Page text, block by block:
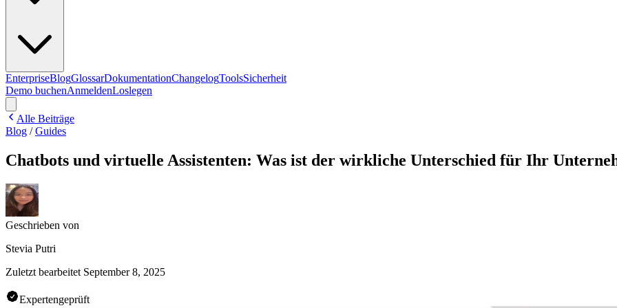
EnterpriseBlogGlossarDokumentationChangelogToolsSicherheit
Demo buchenAnmeldenLoslegen
Alle Beiträge
Blog /Guides
Chatbots und virtuelle Assistenten: Was ist der wirkliche Unterschied für Ihr
Geschrieben von
Stevia Putri
Zuletzt bearbeitet September 8, 2025
Expertengeprüft